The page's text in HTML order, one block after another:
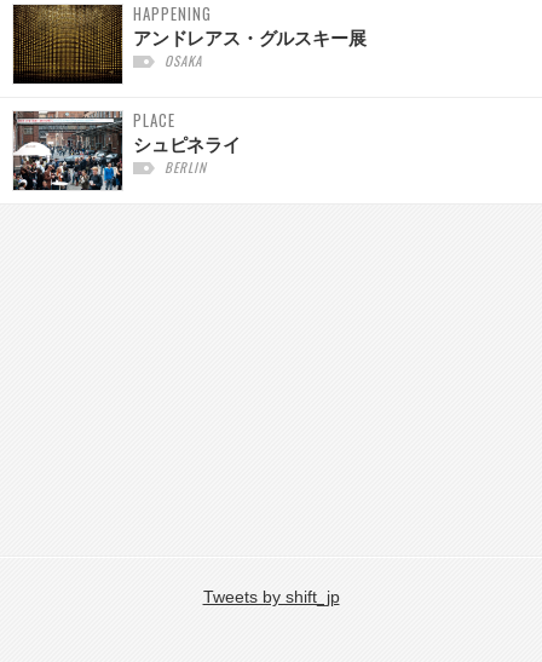
HAPPENING
アンドレアス・グルスキー展
OSAKA
PLACE
シュピネライ
BERLIN
Tweets by shift_jp